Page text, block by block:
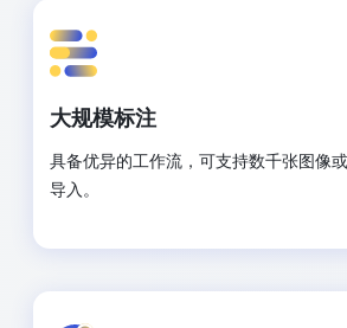
大规模标注
具备优异的工作流，可支持数千张图像
导入。